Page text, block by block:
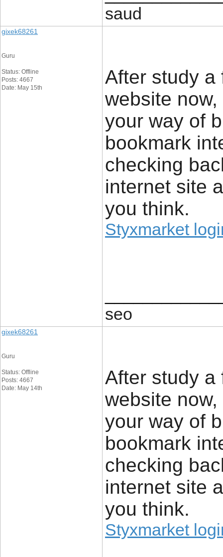
saud
gixek68261
Guru
Status: Offline
Posts: 4667
Date: May 15th
After study a
website
your way of
bookmark
checking
internet site
you think.
Styxmarket
seo
gixek68261
Guru
Status: Offline
Posts: 4667
Date: May 14th
After study a
website
your way of
bookmark
checking
internet site
you think.
Styxmarket